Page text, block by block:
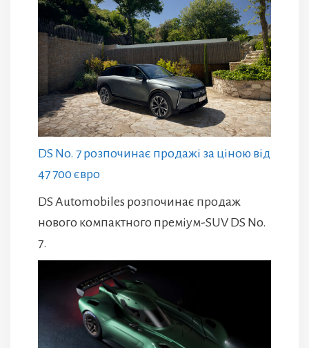
DS No. 7 розпочинає продажі за ціною від
47 700 євро
DS Automobiles розпочинає продаж
нового компактного преміум-SUV DS No.
7.